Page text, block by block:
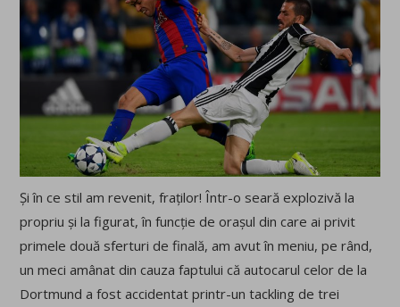
Și în ce stil am revenit, fraților! Într-o seară explozivă la
propriu și la figurat, în funcție de orașul din care ai privit
primele două sferturi de finală, am avut în meniu, pe rând,
un meci amânat din cauza faptului că autocarul celor de la
Dortmund a fost accidentat printr-un tackling de trei